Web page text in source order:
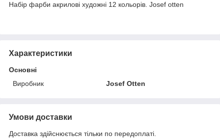
Набір фарби акрилові художні 12 кольорів. Josef otten
Характеристики
Основні
Виробник
Josef Otten
Умови доставки
Доставка здійснюється тільки по передоплаті.